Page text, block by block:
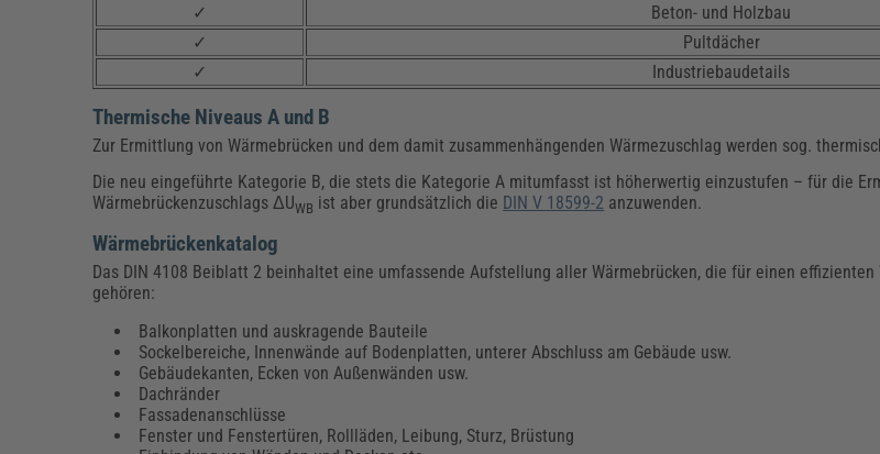
✓
Beton- und Holzbau
✓
Pultdächer
✓
Industriebaudetails
Thermische Niveaus A und B
Zur Ermittlung von Wärmebrücken und dem damit zusammenhängenden Wärmezuschlag werden sog.
Die neu eingeführte Kategorie B, die stets die Kategorie A mitumfasst ist höherwertig einzustufen – für die
Wärmebrückenzuschlags ΔUWB ist aber grundsätzlich die DIN V 18599-2 anzuwenden.
Wärmebrückenkatalog
Das DIN 4108 Beiblatt 2 beinhaltet eine umfassende Aufstellung aller Wärmebrücken, die für einen effizienten
gehören:
Balkonplatten und auskragende Bauteile
Sockelbereiche, Innenwände auf Bodenplatten, unterer Abschluss am Gebäude usw.
Gebäudekanten, Ecken von Außenwänden usw.
Dachränder
Fassadenanschlüsse
Fenster und Fenstertüren, Rollläden, Leibung, Sturz, Brüstung